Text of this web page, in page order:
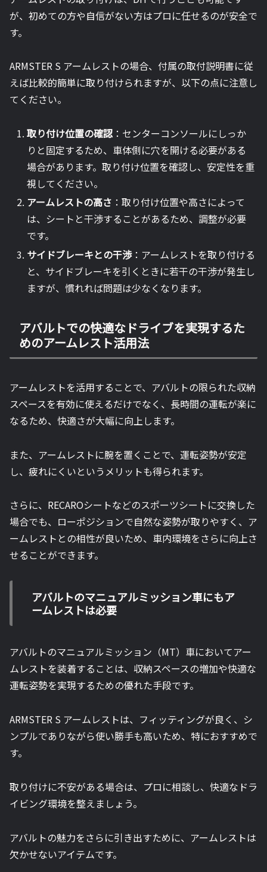
が、初めての方や自信がない方はプロに任せるのが安全で
す。
ARMSTER S アームレストの場合、付属の取付説明書に従
えば比較的簡単に取り付けられますが、以下の点に注意し
てください。
取り付け位置の確認：センターコンソールにしっか
りと固定するため、車体側に穴を開ける必要がある
場合があります。取り付け位置を確認し、安定性を重
視してください。
アームレストの高さ ：取り付け位置や高さによって
は、シートと干渉することがあるため、調整が必要
です。
サイドブレーキとの干渉：アームレストを取り付ける
と、サイドブレーキを引くときに若干の干渉が発生し
ますが、慣れれば問題は少なくなります。
アバルトでの快適なドライブを実現するた
めのアームレスト活用法
アームレストを活用することで、アバルトの限られた収納
スペースを有効に使えるだけでなく、長時間の運転が楽に
なるため、快適さが大幅に向上します。
また、アームレストに腕を置くことで、運転姿勢が安定
し、疲れにくいというメリットも得られます。
さらに、RECAROシートなどのスポーツシートに交換した
場合でも、ローポジションで自然な姿勢が取りやすく、ア
ームレストとの相性が良いため、車内環境をさらに向上さ
せることができます。
アバルトのマニュアルミッション車にもア
ームレストは必要
アバルトのマニュアルミッション（MT）車においてアー
ムレストを装着することは、収納スペースの増加や快適な
運転姿勢を実現するための優れた手段です。
ARMSTER S アームレストは、フィッティングが良く、シ
ンプルでありながら使い勝手も高いため、特におすすめで
す。
取り付けに不安がある場合は、プロに相談し、快適なドラ
イビング環境を整えましょう。
アバルトの魅力をさらに引き出すために、アームレストは
欠かせないアイテムです。